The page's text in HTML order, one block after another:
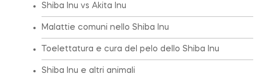
Shiba Inu vs Akita Inu
Malattie comuni nello Shiba Inu
Toelettatura e cura del pelo dello Shiba Inu
Shiba Inu e altri animali